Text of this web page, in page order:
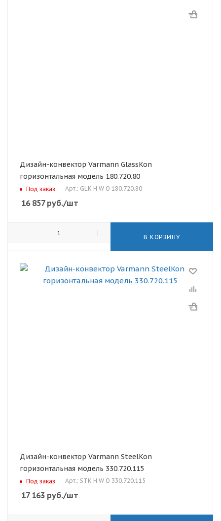
Дизайн-конвектор Varmann GlassKon
горизонтальная модель 180.720.80
Под заказ Арт.: GLK H W O 180.720.80
16 857руб./шт
В КОРЗИНУ
Дизайн-конвектор Varmann SteelKon
горизонтальная модель 330.720.115
Под заказ Арт.: STK H W O 330.720.115
17 163 руб./шт